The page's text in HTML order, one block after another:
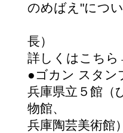
のめばえ"につ
長）
詳しくはこち
●ゴカン スタン
兵庫県立５館（
物館、
兵庫陶芸美術館